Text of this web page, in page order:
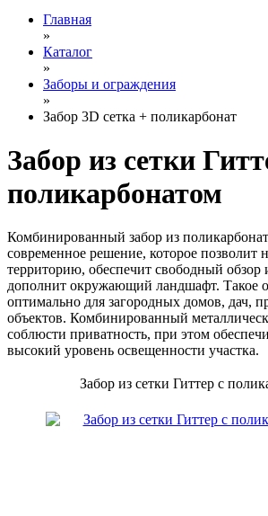
Главная
»
Каталог
»
Заборы и ограждения
»
Забор 3D сетка + поликарбонат
Забор из сетки
поликарбонатом
Комбинированный забор из
современное решение, которое позволит
территорию, обеспечит свободный обзор
дополнит окружающий ландшафт. Такое
оптимально для загородных домов, дач,
объектов. Комбинированный
соблюсти приватность, при этом
высокий уровень освещенности участка.
Забор из сетки Гиттер с